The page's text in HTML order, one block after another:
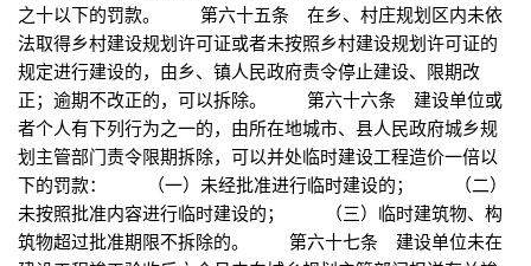
之十以下的罚款。 第六十五条 在乡、村庄规划区内未依
法取得乡村建设规划许可证或者未按照乡村建设规划许可证的
规定进行建设的，由乡、镇人民政府责令停止建设、限期改
正；逾期不改正的，可以拆除。 第六十六条 建设单位或
者个人有下列行为之一的，由所在地城市、县人民政府城乡规
划主管部门责令限期拆除，可以并处临时建设工程造价一倍以
下的罚款： （一）未经批准进行临时建设的； （二）
未按照批准内容进行临时建设的； （三）临时建筑物、构
筑物超过批准期限不拆除的。 第六十七条 建设单位未在